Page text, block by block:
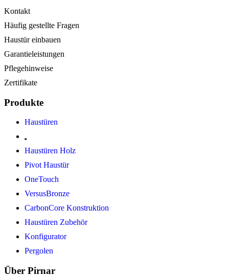
Kontakt
Häufig gestellte Fragen
Haustür einbauen
Garantieleistungen
Pflegehinweise
Zertifikate
Produkte
Haustüren
Haustüren Holz
Pivot Haustür
OneTouch
VersusBronze
CarbonCore Konstruktion
Haustüren Zubehör
Konfigurator
Pergolen
Über Pirnar